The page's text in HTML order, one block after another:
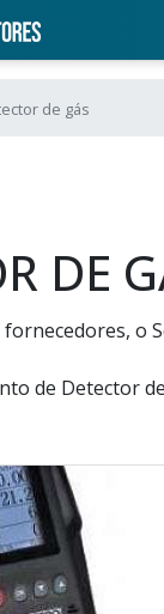
de gás
DE
fornecedores, o
de Detector